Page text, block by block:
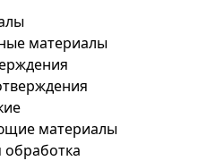
материалы
материалы